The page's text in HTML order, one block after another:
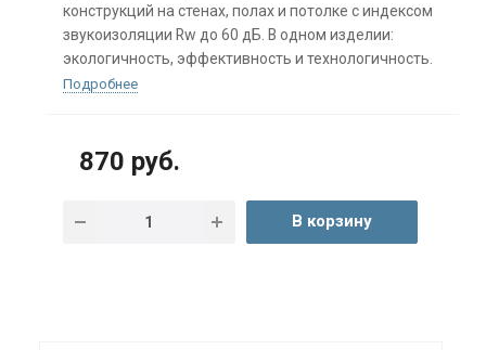
конструкций на стенах, полах и потолке с индексом
звукоизоляции Rw до 60 дБ. В одном изделии:
экологичность, эффективность и технологичность.
Подробнее
870 руб.
В корзину